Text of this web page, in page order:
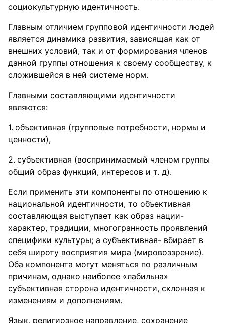
социокультурную идентичность.
Главным отличием групповой идентичности людей
является динамика развития, зависящая как от
внешних условий, так и от формирования членов
данной группы отношения к своему сообществу, к
сложившейся в ней системе норм.
Главными составляющими идентичности
являются:
объективная (групповые потребности, нормы и
ценности),
субъективная (воспринимаемый членом группы
общий образ функций, интересов и т. д).
Если применить эти компоненты по отношению к
национальной идентичности, то объективная
составляющая выступает как образ нации-
характер, традиции, многогранность проявлений
специфики культуры; а субъективная- вбирает в
себя широту восприятия мира (мировоззрение).
Оба компонента могут меняться по различным
причинам, однако наиболее «лабильна»
субъективная сторона идентичности, склонная к
изменениям и дополнениям.
Язык, религиозное направление, сохранение